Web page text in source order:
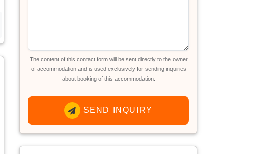
The content of this contact form will be sent directly to the owner
of accommodation and is used exclusively for sending inquiries
about booking of this accommodation.
SEND INQUIRY